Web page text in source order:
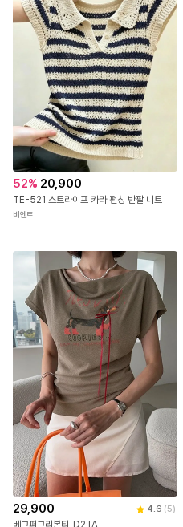
52% 20,900
TE-521 스트라이프 카라 펀칭 반팔 니트
비엔트
29,900 4.6 (5)